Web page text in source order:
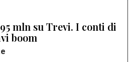
mln su Trevi. I conti di
boom